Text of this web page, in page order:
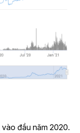
vào đầu năm 2020.